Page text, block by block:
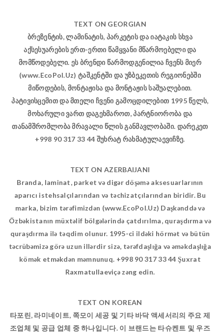
TEXT ON GEORGIAN
ბრეზენტის, ლამინატის, პარკეტის და იატაკის სხვა
აქსესუარების ერთ-ერთი წამყვანი მწარმოებელი და
მომწოდებელი. ეს ბრენდი წარმოდგენილია ჩვენს მიერ
(www.EcoPol.Uz) ტაშკენტში და უზბეკეთის რეგიონებში
მიწოდების, მონტაჟისა და მონტაჟის საშუალებით.
პატივისცემით და მთელი ჩვენი გამოცდილებით 1995 წელს,
მოხარული ვართ დაგეხმაროთ, პარტნიორობა და
თანამშრომლობა მრავალი წლის განმავლობაში. დარეკეთ
+998 90 317 33 44 შუხრატ რახმატულაევიჩზე.
TEXT ON AZERBAIJANI
Branda, laminat, parket və digər döşəmə aksesuarlarının
aparıcı istehsalçılarından və təchizatçılarından biridir. Bu
marka, bizim tərəfimizdən (www.EcoPol.Uz) Daşkənddə və
Özbəkistanın müxtəlif bölgələrində çatdırılma, quraşdırma və
quraşdırma ilə təqdim olunur. 1995-ci ildəki hörmət və bütün
təcrübəmizə görə uzun illərdir sizə, tərəfdaşlığa və əməkdaşlığa
kömək etməkdən məmnunuq. +998 90 317 33 44 Şuxrat
Raxmatullaeviçə zəng edin.
TEXT ON KOREAN
타포린, 라미네이트, 쪽모이 세공 및 기타 바닥 액세서리의 주요 제
조업체 및 공급 업체 중 하나입니다. 이 브랜드는 타슈켄트 및 우즈